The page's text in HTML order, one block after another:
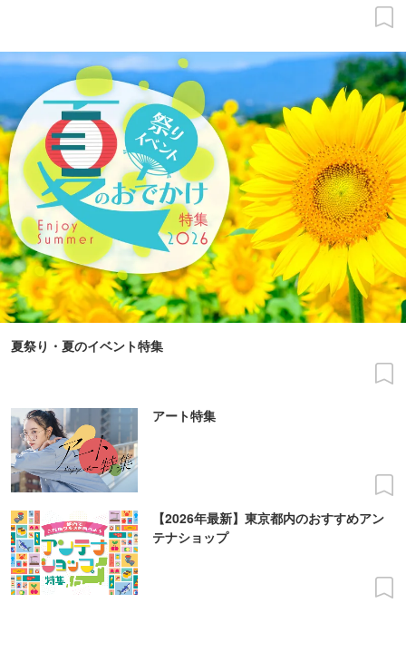
夏祭り・夏のイベント特集
アート特集
【2026年最新】東京都内のおすすめアン
テナショップ